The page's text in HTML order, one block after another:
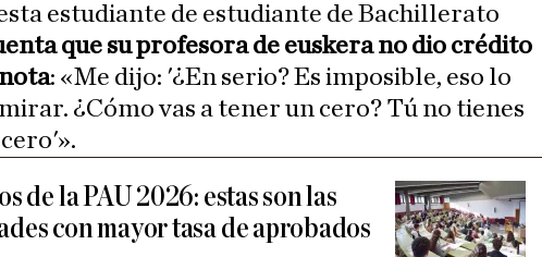
estudiante de estudiante de Bachillerato
que su profesora de euskera no dio crédito
: «Me dijo: '¿En serio? Es imposible, eso lo
¿Cómo vas a tener un cero? Tú no tienes
de la PAU 2026: estas son las
con mayor tasa de aprobados